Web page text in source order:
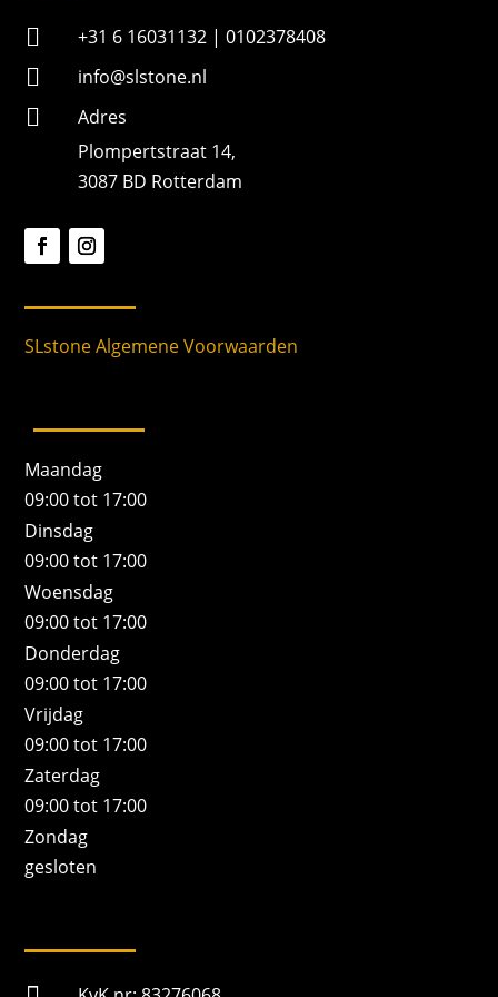
 +31 6 16031132 | 0102378408
 info@slstone.nl

Adres
Plompertstraat 14,
3087 BD Rotterdam
SLstone Algemene Voorwaarden
Maandag
09:00 tot 17:00
Dinsdag
09:00 tot 17:00
Woensdag
09:00 tot 17:00
Donderdag
09:00 tot 17:00
Vrijdag
09:00 tot 17:00
Zaterdag
09:00 tot 17:00
Zondag
gesloten